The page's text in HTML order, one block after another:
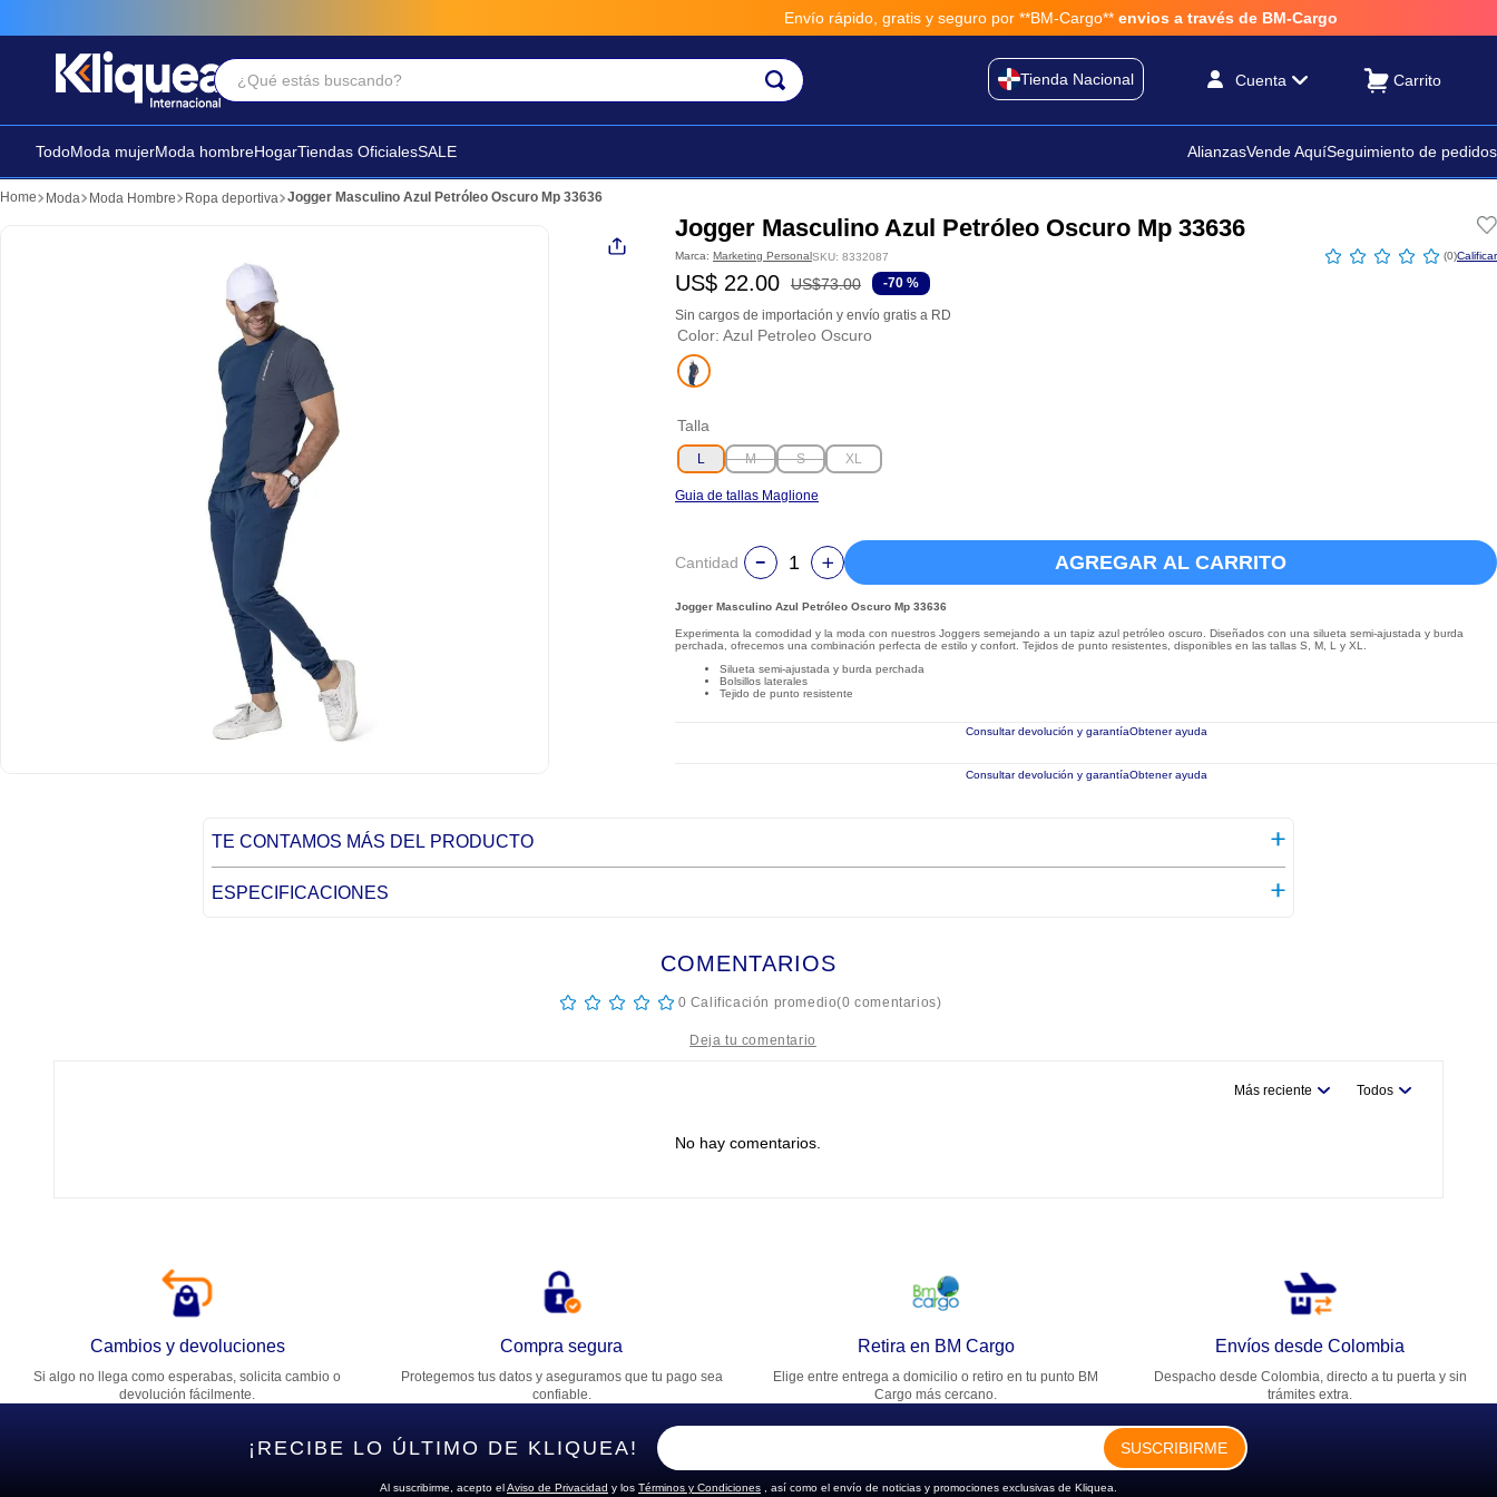
Envío rápido, gratis y seguro por **BM-Cargo** envios a través de BM-Cargo
¿Qué estás buscando?
Tienda Nacional Cuenta
TodoModa mujerModa hombreHogarTiendas OficialesSALE AlianzasVende AquíSeguimiento de pedidos
Moda Moda Hombre Ropa deportiva Jogger Masculino Azul Petróleo Oscuro Mp 33636
Jogger Masculino Azul Petróleo Oscuro Mp 33636
Marca: Marketing PersonalSKU: 8332087 ☆ ☆ ☆ ☆ ☆ (0)
US$ 22.00 US$73.00 -70 %
Sin cargos de importación y envío gratis a RD
Color: Azul Petroleo Oscuro
Talla
L M S XL
Guia de tallas Maglione
Cantidad AGREGAR AL CARRITO
Jogger Masculino Azul Petróleo Oscuro Mp 33636
Experimenta la comodidad y la moda con nuestros Joggers semejando a un tapiz azul petróleo oscuro. Diseñados con una silueta semi-ajustada y burda
perchada, ofrecemos una combinación perfecta de estilo y confort. Tejidos de punto resistentes, disponibles en las tallas S, M, L y XL.
Silueta semi-ajustada y burda perchada
Bolsillos laterales
Tejido de punto resistente
Consultar devolución y garantíaObtener ayuda
Consultar devolución y garantíaObtener ayuda
TE CONTAMOS MÁS DEL PRODUCTO
ESPECIFICACIONES
COMENTARIOS
☆ ☆ ☆ ☆ ☆ 0 Calificación promedio(0 comentarios)
Dirección de email
Escribe un comentario
Más reciente Todos
No hay comentarios.
Cambios y devoluciones
Si algo no llega como esperabas, solicita cambio o
devolución fácilmente.
Compra segura
Protegemos tus datos y aseguramos que tu pago sea
confiable.
Retira en BM Cargo
Elige entre entrega a domicilio o retiro en tu punto BM
Cargo más cercano.
Envíos desde Colombia
Despacho desde Colombia, directo a tu puerta y sin
trámites extra.
¡RECIBE LO ÚLTIMO DE KLIQUEA! SUSCRIBIRME
Al suscribirme, acepto elAviso de Privacidad y los Términos y Condiciones , así como el envío de noticias y promociones exclusivas de Kliquea.
Términos Más Buscados
2. sandalia